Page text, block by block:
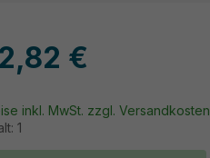
€
1
inkl. MwSt. zzgl. Versandkosten